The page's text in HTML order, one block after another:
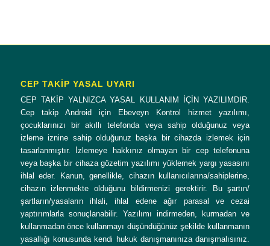
CEP TAKİP YASAL UYARI
CEP TAKİP YALNIZCA YASAL KULLANIM İÇİN YAZILIMDIR.
Cep takip Android için Ebeveyn Kontrol hizmet yazılımı,
çocuklarınızı bir akıllı telefonda veya sahip olduğunuz veya
izleme iznine sahip olduğunuz başka bir cihazda izlemek için
tasarlanmıştır. İzlemeye hakkınız olmayan bir cep telefonuna
veya başka bir cihaza gözetim yazılımı yüklemek yargı yasasını
ihlal eder. Kanun, genellikle, cihazın kullanıcılarına/sahiplerine,
cihazın izlenmekte olduğunu bildirmenizi gerektirir. Bu şartın/
şartların/yasaların ihlali, ihlal edene ağır parasal ve cezai
yaptırımlarla sonuçlanabilir. Yazılımı indirmeden, kurmadan ve
kullanmadan önce kullanmayı düşündüğünüz şekilde kullanmanın
yasallığı konusunda kendi hukuk danışmanınıza danışmalısınız.